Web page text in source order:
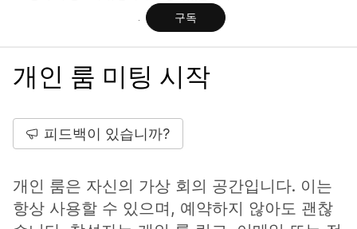
구독
개인 룸 미팅 시작
피드백이 있습니까?
개인 룸은 자신의 가상 회의 공간입니다. 이는
항상 사용할 수 있으며, 예약하지 않아도 괜찮